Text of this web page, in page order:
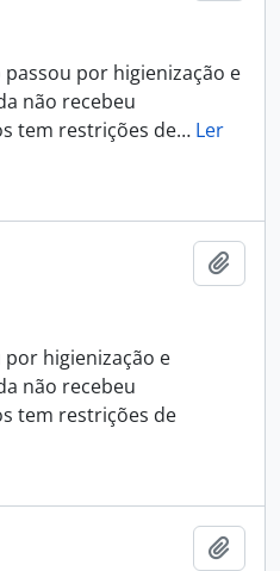
por higienização e
não recebeu
tem restrições de… Ler
higienização e
não recebeu
tem restrições de